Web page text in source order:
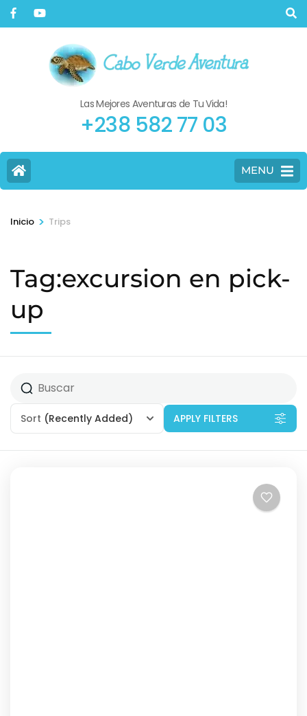
Las Mejores Aventuras de Tu Vida!
+238 582 77 03
MENU
Inicio > Trips
Tag:excursion en pick-
up
Sort (Recently Added) APPLY FILTERS